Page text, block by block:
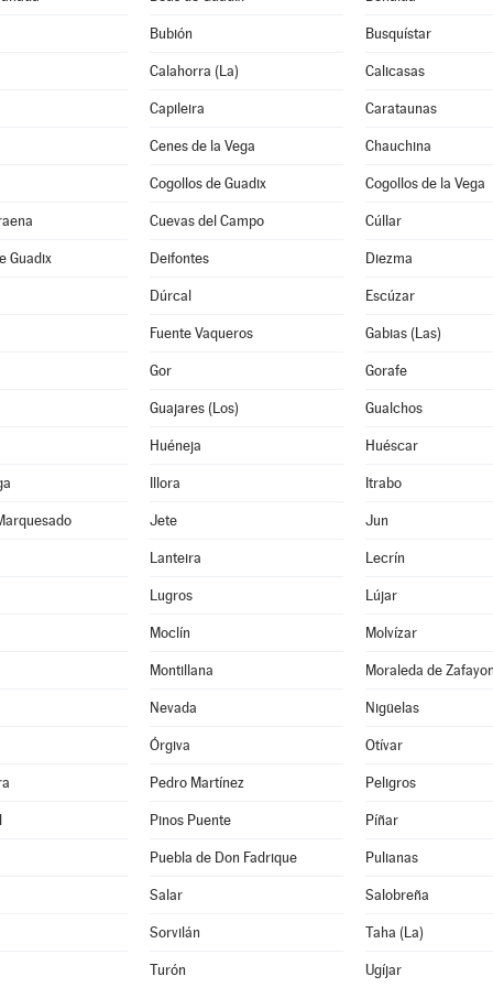
Bubión Busquístar
Calahorra (La) Calicasas
Capileira Carataunas
Cenes de la Vega Chauchina
Cogollos de Guadix Cogollos de la Vega
Cuevas del Campo Cúllar
Guadix Deifontes Diezma
Dúrcal Escúzar
Fuente Vaqueros Gabias (Las)
Gor Gorafe
Guajares (Los) Gualchos
Huéneja Huéscar
Illora Itrabo
Jete Jun
Lanteira Lecrín
Lugros Lújar
Moclín Molvízar
Montillana Moraleda de
Nevada Nigüelas
Órgiva Otívar
Pedro Martínez Peligros
Pinos Puente Píñar
Puebla de Don Fadrique Pulianas
Salar Salobreña
Sorvilán Taha (La)
Turón Ugíjar